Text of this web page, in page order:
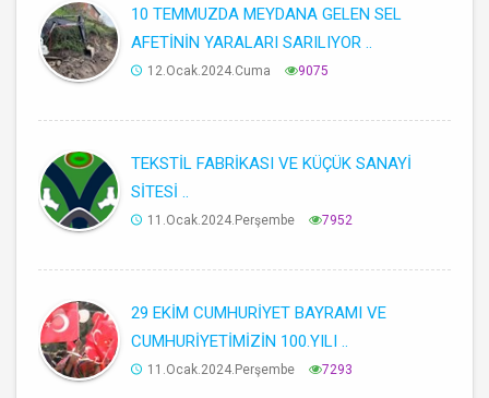
10 TEMMUZDA MEYDANA GELEN SEL
AFETİNİN YARALARI SARILIYOR ..
12.Ocak.2024.Cuma 9075
TEKSTİL FABRİKASI VE KÜÇÜK SANAYİ
SİTESİ ..
11.Ocak.2024.Perşembe 7952
29 EKİM CUMHURİYET BAYRAMI VE
CUMHURİYETİMİZİN 100.YILI ..
11.Ocak.2024.Perşembe 7293